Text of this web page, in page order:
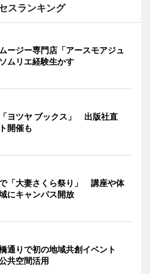
スランキング
ージー専門店「アースモアジュ
ムリエ経験生かす
ヨツヤ ブックス」 出版社直
開催も
「大妻さくら祭り」 講座や体
にキャンパス開放
通りで初の地域共創イベント
共空間活用